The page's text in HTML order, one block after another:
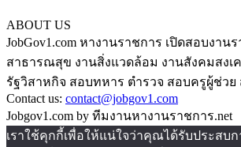
ABOUT US
JobGov1.com หางานราชการ เปิดสอบงาน
สาธารณสุข งานสิ่งแวดล้อม งานสังคมสงเ
รัฐวิสาหกิจ สอบทหาร ตำรวจ สอบครูผู้ช่วย
Contact us: contact@jobgov1.com
Jobgov1.com by ทีมงานหางานราชการ.net
เราใช้คุกกี้เพื่อให้แน่ใจว่าคุณได้รับประสบ